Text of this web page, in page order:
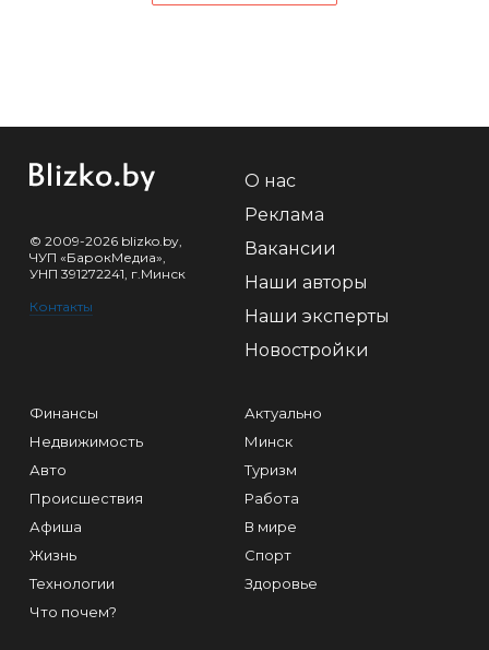
© 2009-2026 blizko.by,
ЧУП «БарокМедиа»,
УНП 391272241, г.Минск
Контакты
О нас
Реклама
Вакансии
Наши авторы
Наши эксперты
Новостройки
Финансы
Недвижимость
Авто
Происшествия
Афиша
Жизнь
Технологии
Что почем?
Актуально
Минск
Туризм
Работа
В мире
Спорт
Здоровье